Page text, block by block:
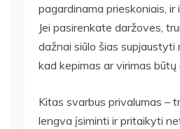
pagardinama prieskoniais, ir
Jei pasirenkate daržoves,
dažnai siūlo šias supjaustyti
kad kepimas ar virimas būtų
Kitas svarbus privalumas –
lengva įsiminti ir pritaikyti